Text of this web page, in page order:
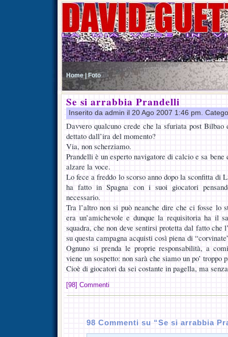
Home | Foto
Se si arrabbia Prandelli
Inserito da admin il 20 Ago 2007 1:46 pm.
Davvero qualcuno crede che la sfuriata post Bilbao
dettato dall’ira del momento?
Via, non scherziamo.
Prandelli è un esperto navigatore di calcio e sa
alzare la voce.
Lo fece a freddo lo scorso anno dopo la sconfitta di
ha fatto in Spagna con i suoi giocatori
necessario.
Tra l’altro non si può neanche dire che ci fosse lo
era un’amichevole e dunque la requisitoria ha il
squadra, che non deve sentirsi protetta dal fatto che
su questa campagna acquisti così piena di
Ognuno si prenda le proprie responsabilità, a
viene un sospetto: non sarà che siamo un po’
Cioè di giocatori da sei costante in pagella, ma
[98] Commenti
98 Commenti su “Se si arrabbia